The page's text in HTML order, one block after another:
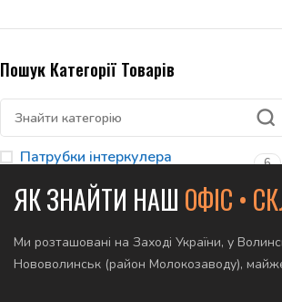
Пошук Категорії Товарів
Патрубки інтеркулера 6
ЯК ЗНАЙТИ НАШ ОФІС •
Ми розташовані на Заході України, у
Нововолинськ (район Молокозаводу),